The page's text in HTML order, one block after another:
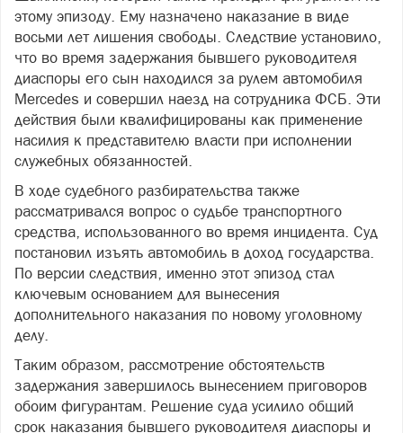
этому эпизоду. Ему назначено наказание в виде
восьми лет лишения свободы. Следствие установило,
что во время задержания бывшего руководителя
диаспоры его сын находился за рулем автомобиля
Mercedes и совершил наезд на сотрудника ФСБ. Эти
действия были квалифицированы как применение
насилия к представителю власти при исполнении
служебных обязанностей.
В ходе судебного разбирательства также
рассматривался вопрос о судьбе транспортного
средства, использованного во время инцидента. Суд
постановил изъять автомобиль в доход государства.
По версии следствия, именно этот эпизод стал
ключевым основанием для вынесения
дополнительного наказания по новому уголовному
делу.
Таким образом, рассмотрение обстоятельств
задержания завершилось вынесением приговоров
обоим фигурантам. Решение суда усилило общий
срок наказания бывшего руководителя диаспоры и